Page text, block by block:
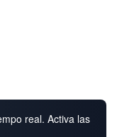
real. Activa las